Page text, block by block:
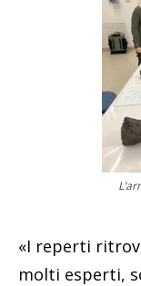
«I reperti
molti esperti,